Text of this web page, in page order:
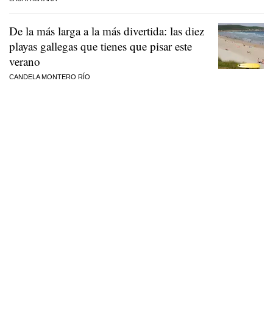
De la más larga a la más divertida: las diez
playas gallegas que tienes que pisar este
verano
CANDELA MONTERO RÍO